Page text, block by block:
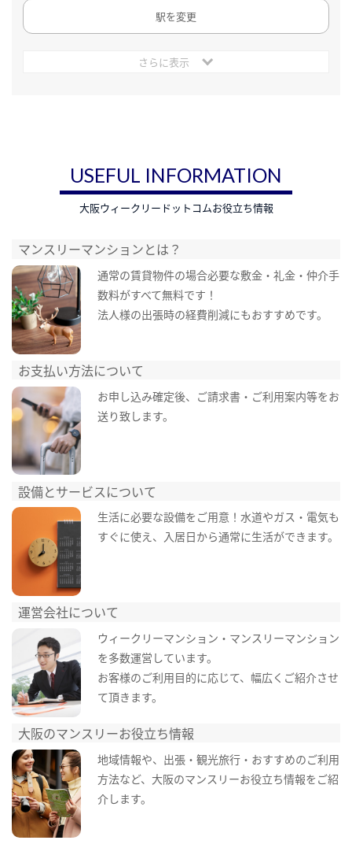
駅を変更
さらに表示
USEFUL INFORMATION
大阪ウィークリードットコムお役立ち情報
マンスリーマンションとは？
通常の賃貸物件の場合必要な敷金・礼金・仲介手
数料がすべて無料です！
法人様の出張時の経費削減にもおすすめです。
お支払い方法について
お申し込み確定後、ご請求書・ご利用案内等をお
送り致します。
設備とサービスについて
生活に必要な設備をご用意！水道やガス・電気も
すぐに使え、入居日から通常に生活ができます。
運営会社について
ウィークリーマンション・マンスリーマンション
を多数運営しています。
お客様のご利用目的に応じて、幅広くご紹介させ
て頂きます。
大阪のマンスリーお役立ち情報
地域情報や、出張・観光旅行・おすすめのご利用
方法など、大阪のマンスリーお役立ち情報をご紹
介します。